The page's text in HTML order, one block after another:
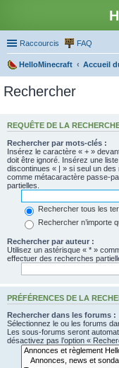
Raccourcis FAQ
HelloMinecraft Accueil
Rechercher
REQUÊTE DE LA
Rechercher par mots-clés :
Insérez le caractère « + »
doit être ignoré. Insérez une
discontinues « | » si seul un
comme métacaractère passe-
partielles.
Rechercher tous les
Rechercher n’importe
Rechercher par auteur :
Utilisez un astérisque « * »
effectuer des recherches
PRÉFÉRENCES DE LA
Rechercher dans les forums :
Sélectionnez le ou les forums
Les sous-forums seront
désactivez pas l’option «